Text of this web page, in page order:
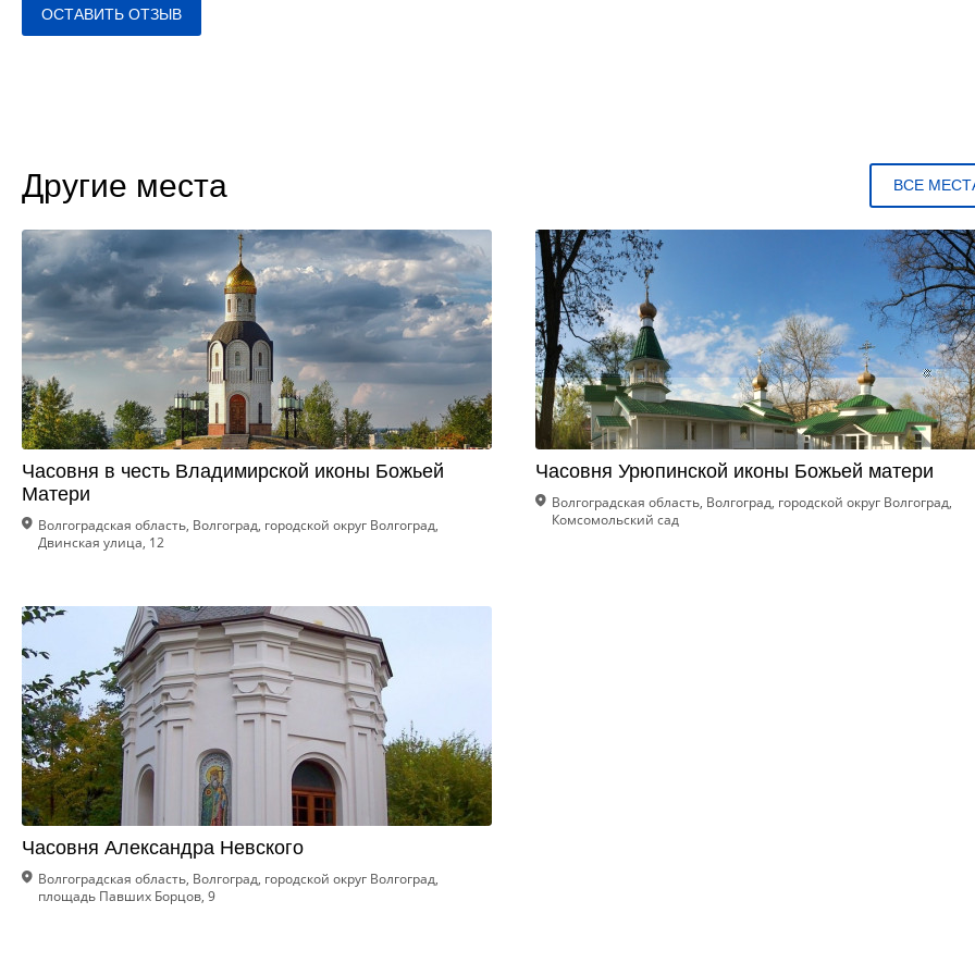
ОСТАВИТЬ ОТЗЫВ
Другие места ВСЕ
Часовня в честь Владимирской иконы Божьей
Матери
Волгоградская область, Волгоград, городской округ Волгоград,
Двинская улица, 12
Часовня Урюпинской иконы Божьей матери
Волгоградская область, Волгоград, городской округ Волгоград,
Комсомольский сад
Часовня Александра Невского
Волгоградская область, Волгоград, городской округ Волгоград,
площадь Павших Борцов, 9